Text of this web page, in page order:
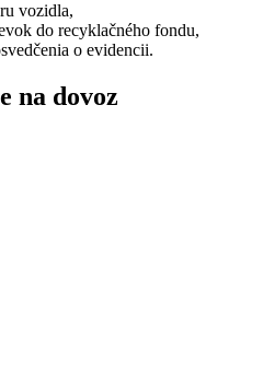
vozidla,
do recyklačného fondu,
o evidencii.
na dovoz